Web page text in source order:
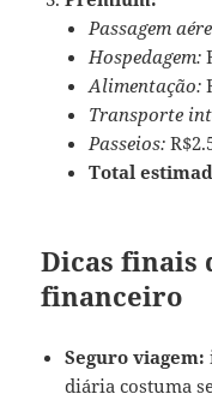
Passagem
Hospedagem:
Alimentação:
Transporte
Passeios:
Total
Dicas finais
financeiro
Seguro viagem:
diária costuma